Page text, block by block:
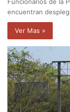
Funcionarios de la
encuentran
Ver Mas »